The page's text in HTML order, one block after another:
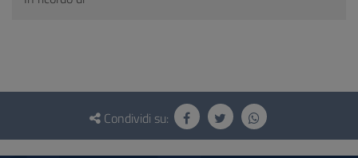
Questionario
social
Condividi su: